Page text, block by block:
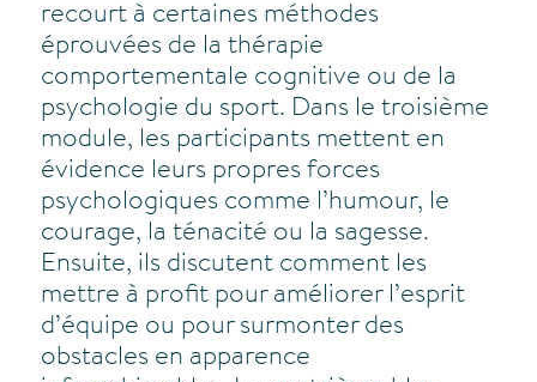
recourt à certaines méthodes
éprouvées de la thérapie
comportementale cognitive ou de la
psychologie du sport. Dans le troisième
module, les participants mettent en
évidence leurs propres forces
psychologiques comme l’humour, le
courage, la ténacité ou la sagesse.
Ensuite, ils discutent comment les
mettre à profit pour améliorer l’esprit
d’équipe ou pour surmonter des
obstacles en apparence